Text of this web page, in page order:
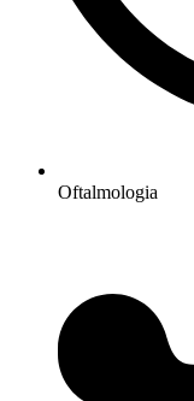
Oftalmologia